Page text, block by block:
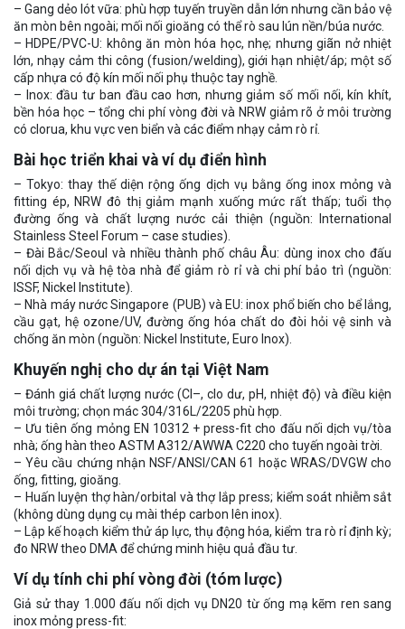
– Gang dẻo lót vữa: phù hợp tuyến truyền dẫn lớn nhưng cần bảo vệ
ăn mòn bên ngoài; mối nối gioăng có thể rò sau lún nền/búa nước.
– HDPE/PVC-U: không ăn mòn hóa học, nhẹ; nhưng giãn nở nhiệt
lớn, nhạy cảm thi công (fusion/welding), giới hạn nhiệt/áp; một số
cấp nhựa có độ kín mối nối phụ thuộc tay nghề.
– Inox: đầu tư ban đầu cao hơn, nhưng giảm số mối nối, kín khít,
bền hóa học – tổng chi phí vòng đời và NRW giảm rõ ở môi trường
có clorua, khu vực ven biển và các điểm nhạy cảm rò rỉ.
Bài học triển khai và ví dụ điển hình
– Tokyo: thay thế diện rộng ống dịch vụ bằng ống inox mỏng và
fitting ép, NRW đô thị giảm mạnh xuống mức rất thấp; tuổi thọ
đường ống và chất lượng nước cải thiện (nguồn: International
Stainless Steel Forum – case studies).
– Đài Bắc/Seoul và nhiều thành phố châu Âu: dùng inox cho đấu
nối dịch vụ và hệ tòa nhà để giảm rò rỉ và chi phí bảo trì (nguồn:
ISSF, Nickel Institute).
– Nhà máy nước Singapore (PUB) và EU: inox phổ biến cho bể lắng,
cầu gạt, hệ ozone/UV, đường ống hóa chất do đòi hỏi vệ sinh và
chống ăn mòn (nguồn: Nickel Institute, Euro Inox).
Khuyến nghị cho dự án tại Việt Nam
– Đánh giá chất lượng nước (Cl–, clo dư, pH, nhiệt độ) và điều kiện
môi trường; chọn mác 304/316L/2205 phù hợp.
– Ưu tiên ống mỏng EN 10312 + press-fit cho đấu nối dịch vụ/tòa
nhà; ống hàn theo ASTM A312/AWWA C220 cho tuyến ngoài trời.
– Yêu cầu chứng nhận NSF/ANSI/CAN 61 hoặc WRAS/DVGW cho
ống, fitting, gioăng.
– Huấn luyện thợ hàn/orbital và thợ lắp press; kiểm soát nhiễm sắt
(không dùng dụng cụ mài thép carbon lên inox).
– Lập kế hoạch kiểm thử áp lực, thụ động hóa, kiểm tra rò rỉ định kỳ;
đo NRW theo DMA để chứng minh hiệu quả đầu tư.
Ví dụ tính chi phí vòng đời (tóm lược)
Giả sử thay 1.000 đấu nối dịch vụ DN20 từ ống mạ kẽm ren sang
inox mỏng press-fit: